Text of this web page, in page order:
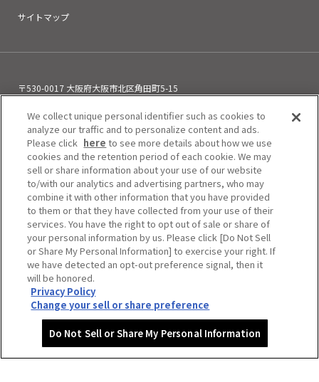
サイトマップ
〒530-0017 大阪府大阪市北区角田町5-15
06-6313-0501（11:00～21:00）
Do Not Sell or Share My Personal Information
Copyright © HEP FIVE. All Rights Reserved.
We collect unique personal identifier such as cookies to
analyze our traffic and to personalize content and ads.
Please click here to see more details about how we use
cookies and the retention period of each cookie. We may
sell or share information about your use of our website
to/with our analytics and advertising partners, who may
combine it with other information that you have provided
to them or that they have collected from your use of their
services. You have the right to opt out of sale or share of
your personal information by us. Please click [Do Not Sell
or Share My Personal Information] to exercise your right. If
we have detected an opt-out preference signal, then it
will be honored.
Privacy Policy
Change your sell or share preference
Do Not Sell or Share My Personal Information